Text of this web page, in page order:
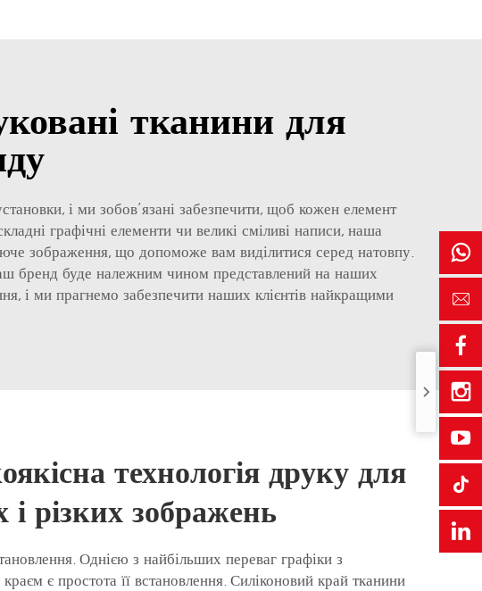
тканини для
і ми зобов’язані забезпечити, щоб кожен елемент
графічні елементи чи великі сміливі написи, наша
зображення, що допоможе вам виділитися серед натовпу.
бренд буде належним чином представлений на наших
і ми прагнемо забезпечити наших клієнтів найкращими
технологія друку для
і різких зображень
Однією з найбільших переваг графіки з
є простота її встановлення. Силіконовий край тканини